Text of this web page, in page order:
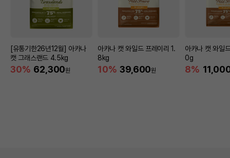
[유통기한26년12월] 아카나
캣 그래스랜드 4.5kg
30% 62,300원
아카나 캣 와일드 프레이리 1.
8kg
10% 39,600원
아카나 캣 와일
0g
8%